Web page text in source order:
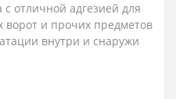
отличной адгезией для
ворот и прочих предметов
внутри и снаружи